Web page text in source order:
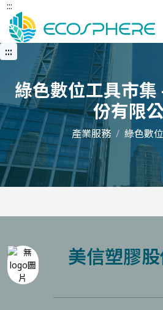
跳
到
中
內
:::
:::
綠色數位工具市集
份有限
產業服務 綠色數
美信塑膠